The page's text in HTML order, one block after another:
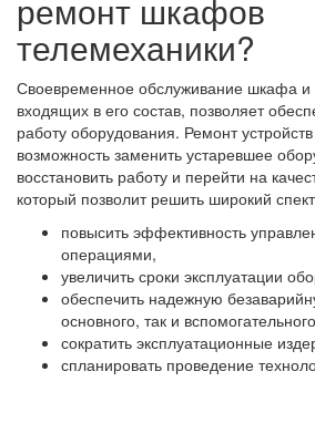
ремонт шкафов
телемеханики?
Своевременное обслуживание шкафа и
входящих в его состав, позволяет
работу оборудования. Ремонт
возможность заменить устаревшее
восстановить работу и перейти на
который позволит решить широкий
повысить эффективность
операциями,
увеличить сроки эксплуатации
обеспечить надежную
основного, так и
сократить эксплуатационные
спланировать проведение